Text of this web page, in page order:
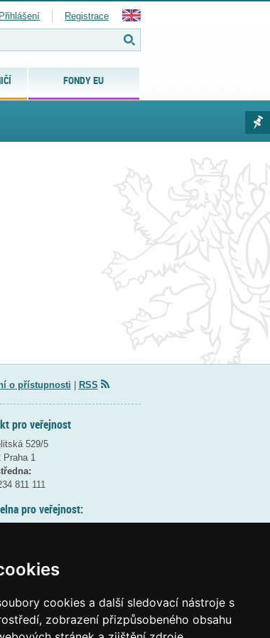
cookies a další sledovací nástroje s
zobrazení přizpůsobeného obsahu
FONDY EU
Přihlášení Registrace
o přístupnosti RSS
pro veřejnost
529/5
Praha 1
811 111
pro veřejnost:
podatelna: